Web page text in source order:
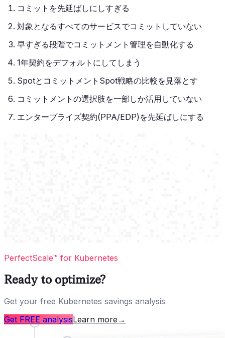
コミットを先延ばしにしすぎる
対象となるすべてのサービスでコミットしていない
早すぎる段階でコミットメント管理を自動化する
1年契約をデフォルトにしてしまう
SpotとコミットメントSpot戦略の比較を見落とす
コミットメントの選択肢を一部しか活用していない
エンタープライズ契約(PPA/EDP)を先延ばしにする
PerfectScale™ for Kubernetes
Ready to optimize?
Get your free Kubernetes savings analysis
Get FREE analysisLearn more →